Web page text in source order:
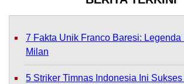
7 Fakta Unik Franco Baresi: Legenda
Milan
5 Striker Timnas Indonesia Ini